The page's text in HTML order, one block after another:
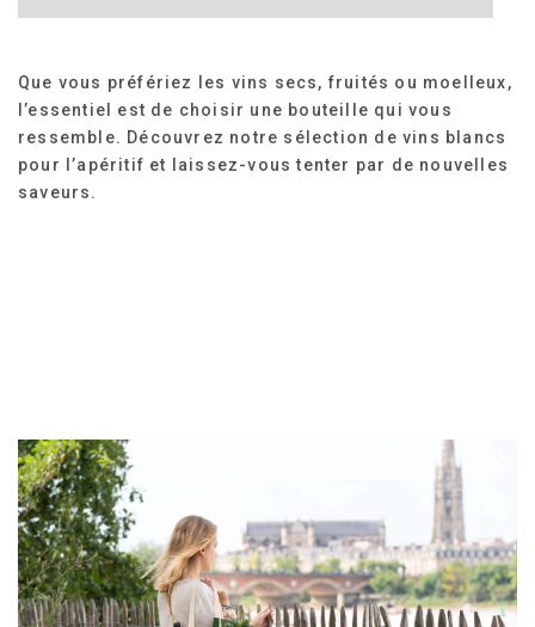
Que vous préfériez les vins secs, fruités ou moelleux,
l’essentiel est de choisir une bouteille qui vous
ressemble. Découvrez notre sélection de vins blancs
pour l’apéritif et laissez-vous tenter par de nouvelles
saveurs.